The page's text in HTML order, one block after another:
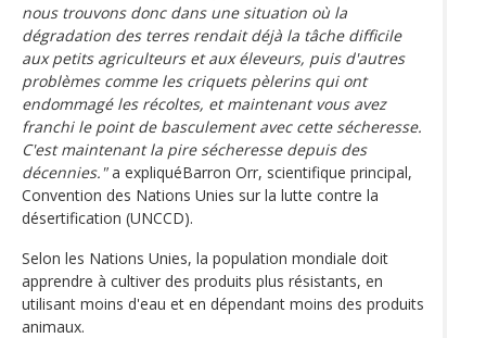
nous trouvons donc dans une situation où la
dégradation des terres rendait déjà la tâche difficile
aux petits agriculteurs et aux éleveurs, puis d'autres
problèmes comme les criquets pèlerins qui ont
endommagé les récoltes, et maintenant vous avez
franchi le point de basculement avec cette sécheresse.
C'est maintenant la pire sécheresse depuis des
décennies."a expliquéBarron Orr, scientifique principal,
Convention des Nations Unies sur la lutte contre la
désertification (UNCCD).
Selon les Nations Unies, la population mondiale doit
apprendre à cultiver des produits plus résistants, en
utilisant moins d'eau et en dépendant moins des produits
animaux.